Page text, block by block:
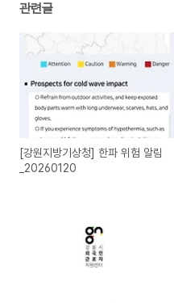
관련글
[강원지방기상청] 한파 위험 알림
_20260120